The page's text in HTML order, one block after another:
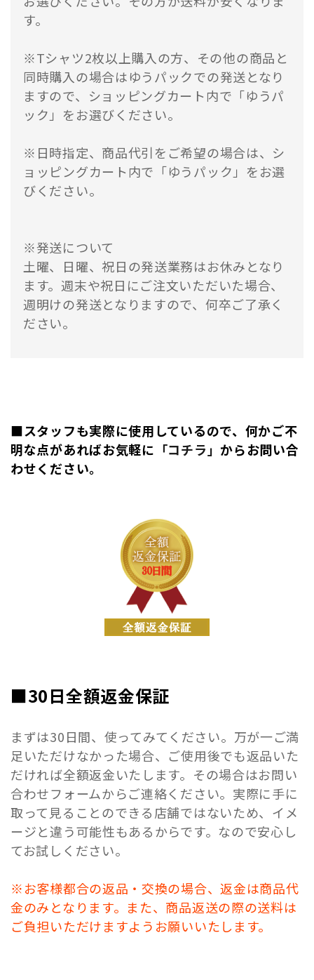
す。
※Tシャツ2枚以上購入の方、その他の商品と
同時購入の場合はゆうパックでの発送となり
ますので、ショッピングカート内で「ゆうパ
ック」をお選びください。
※日時指定、商品代引をご希望の場合は、シ
ョッピングカート内で「ゆうパック」をお選
びください。
※発送について
土曜、日曜、祝日の発送業務はお休みとなり
ます。週末や祝日にご注文いただいた場合、
週明けの発送となりますので、何卒ご了承く
ださい。
■スタッフも実際に使用しているので、何かご不
明な点があればお気軽に 「コチラ」 からお問い合
わせください。
■30日全額返金保証
まずは30日間、使ってみてください。万が一ご満
足いただけなかった場合、ご使用後でも返品いた
だければ全額返金いたします。その場合はお問い
合わせフォームからご連絡ください。実際に手に
取って見ることのできる店舗ではないため、イメ
ージと違う可能性もあるからです。なので安心し
てお試しください。
※お客様都合の返品・交換の場合、返金は商品代
金のみとなります。また、商品返送の際の送料は
ご負担いただけますようお願いいたします。